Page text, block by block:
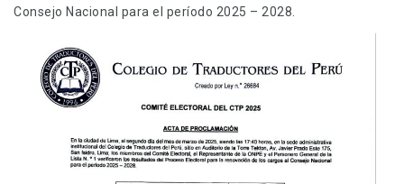
Consejo Nacional para el período 2025 – 2028.